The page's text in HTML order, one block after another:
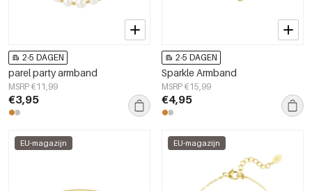
2-5 DAGEN
parel party armband
MSRP €11,99
€3,95
2-5 DAGEN
Sparkle Armband
MSRP €15,99
€4,95
EU-magazijn EU-magazijn